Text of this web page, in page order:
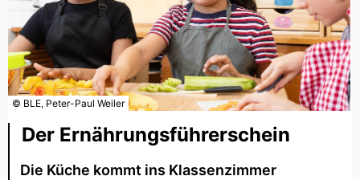
© BLE, Peter-Paul Weiler
Der Ernährungsführerschein
Die Küche kommt ins Klassenzimmer